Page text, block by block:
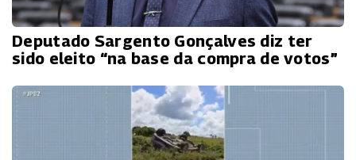
Deputado Sargento Gonçalves diz ter
sido eleito “na base da compra de votos”